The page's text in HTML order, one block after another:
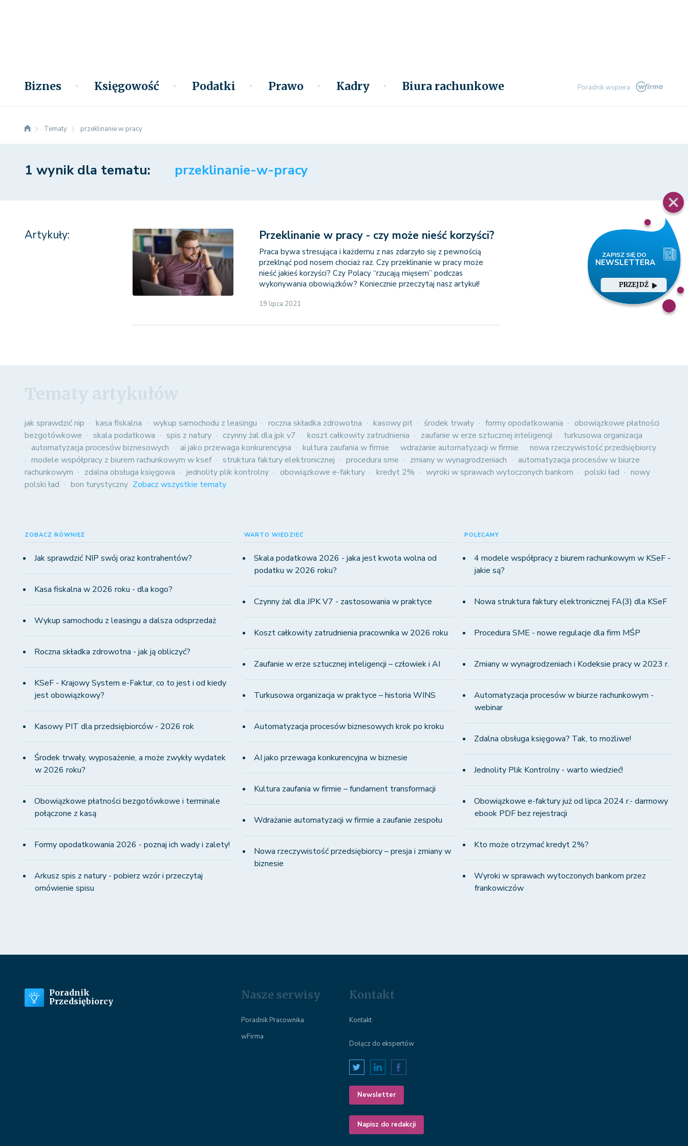
Biznes Księgowość Podatki Prawo Kadry Biura rachunkowe Poradnik wspiera
PRZEJDŹ
Tematy przeklinanie w pracy
1 wynik dla tematu: przeklinanie-w-pracy
Artykuły: Przeklinanie w pracy - czy może nieść korzyści?
Praca bywa stresująca i każdemu z nas zdarzyło się z pewnością
przeklnąć pod nosem chociaż raz. Czy przeklinanie w pracy może
nieść jakieś korzyści? Czy Polacy “rzucają mięsem” podczas
wykonywania obowiązków? Koniecznie przeczytaj nasz artykuł!
19 lipca 2021
jak sprawdzić nip kasa fiskalna wykup samochodu z leasingu roczna składka zdrowotna kasowy pit środek trwały formy opodatkowania
obowiązkowe płatności
bezgotówkowe
skala podatkowa spis z natury czynny żal dla jpk v7 koszt całkowity zatrudnienia zaufanie w erze sztucznej inteligencji
turkusowa organizacja
automatyzacja procesów biznesowych
ai jako przewaga konkurencyjna kultura zaufania w firmie wdrażanie automatyzacji w firmie
nowa rzeczywistość przedsiębiorcy
modele współpracy z biurem rachunkowym w ksef
struktura faktury elektronicznej procedura sme zmiany w wynagrodzeniach
automatyzacja procesów w biurze
rachunkowym
zdalna obsługa księgowa jednolity plik kontrolny obowiązkowe e-faktury kredyt 2% wyroki w sprawach wytoczonych bankom polski ład
nowy
polski ład
bon turystyczny Zobacz wszystkie tematy
ZOBACZ RÓWNIEŻ
Jak sprawdzić NIP swój oraz kontrahentów?
Kasa fiskalna w 2026 roku - dla kogo?
Wykup samochodu z leasingu a dalsza odsprzedaż
Roczna składka zdrowotna - jak ją obliczyć?
KSeF - Krajowy System e-Faktur, co to jest i od kiedy
jest obowiązkowy?
Kasowy PIT dla przedsiębiorców - 2026 rok
Środek trwały, wyposażenie, a może zwykły wydatek
w 2026 roku?
Obowiązkowe płatności bezgotówkowe i terminale
połączone z kasą
Formy opodatkowania 2026 - poznaj ich wady i zalety!
Arkusz spis z natury - pobierz wzór i przeczytaj
omówienie spisu
WARTO WIEDZIEĆ
Skala podatkowa 2026 - jaka jest kwota wolna od
podatku w 2026 roku?
Czynny żal dla JPK V7 - zastosowania w praktyce
Koszt całkowity zatrudnienia pracownika w 2026 roku
Zaufanie w erze sztucznej inteligencji – człowiek i AI
Turkusowa organizacja w praktyce – historia WINS
Automatyzacja procesów biznesowych krok po kroku
AI jako przewaga konkurencyjna w biznesie
Kultura zaufania w firmie – fundament transformacji
Wdrażanie automatyzacji w firmie a zaufanie zespołu
Nowa rzeczywistość przedsiębiorcy – presja i zmiany w
biznesie
POLECAMY
4 modele współpracy z biurem rachunkowym w KSeF -
jakie są?
Nowa struktura faktury elektronicznej FA(3) dla KSeF
Procedura SME - nowe regulacje dla firm MŚP
Zmiany w wynagrodzeniach i Kodeksie pracy w 2023 r.
Automatyzacja procesów w biurze rachunkowym -
webinar
Zdalna obsługa księgowa? Tak, to możliwe!
Jednolity Plik Kontrolny - warto wiedzieć!
Obowiązkowe e-faktury już od lipca 2024 r.- darmowy
ebook PDF bez rejestracji
Kto może otrzymać kredyt 2%?
Wyroki w sprawach wytoczonych bankom przez
frankowiczów
Poradnik
Przedsiębiorcy
Nasze serwisy
Poradnik Pracownika
wFirma
Kontakt
Kontakt
Dołącz do ekspertów
Newsletter
Napisz do redakcji